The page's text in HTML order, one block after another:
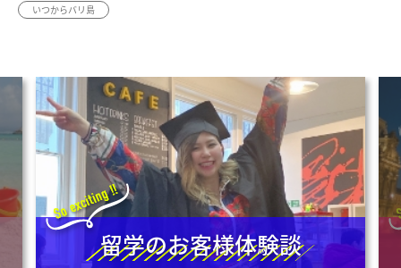
いつからバリ島
留学のお客様体験談